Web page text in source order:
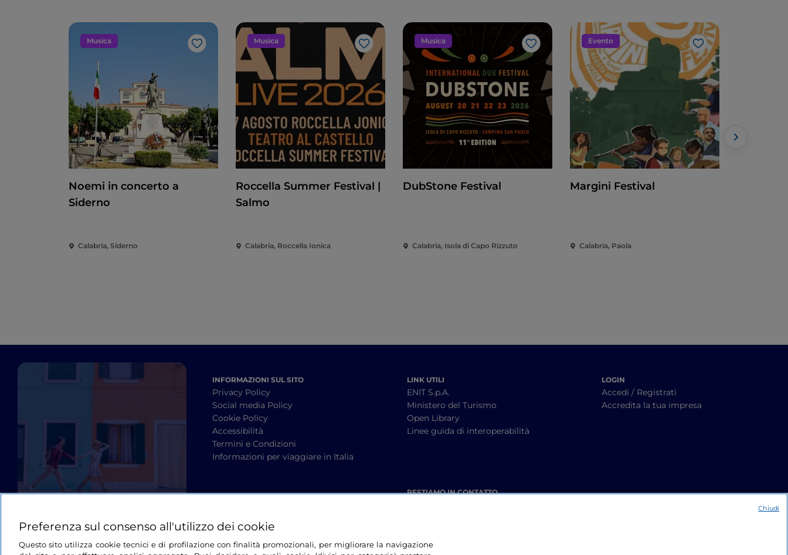
Musica
Like
Noemi in concerto a
Siderno
Calabria, Siderno
Musica
Like
Roccella Summer Festival |
Salmo
Calabria, Roccella Ionica
Musica
Like
DubStone Festival
Calabria, Isola di Capo Rizzuto
Evento
Like
Margini Festival
Calabria, Paola
INFORMAZIONI SUL SITO
Privacy Policy
Social media Policy
Cookie Policy
Accessibilità
Termini e Condizioni
Informazioni per viaggiare in Italia
LINK UTILI
ENIT S.p.A.
Ministero del Turismo
Open Library
Linee guida di interoperabilità
RESTIAMO IN CONTATTO
LOGIN
Accedi / Registrati
Accredita la tua impresa
Preferenza sul consenso all'utilizzo dei cookie
Questo sito utilizza cookie tecnici e di profilazione con finalità promozionali, per migliorare la navigazione
Chiudi